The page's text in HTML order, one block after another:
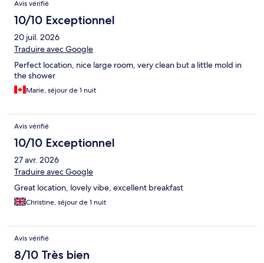
Avis vérifié
10/10 Exceptionnel
20 juil. 2026
Traduire avec Google
Perfect location, nice large room, very clean but a little mold in
the shower
Marie, séjour de 1 nuit
Avis vérifié
10/10 Exceptionnel
27 avr. 2026
Traduire avec Google
Great location, lovely vibe, excellent breakfast
Christine, séjour de 1 nuit
Avis vérifié
8/10 Très bien